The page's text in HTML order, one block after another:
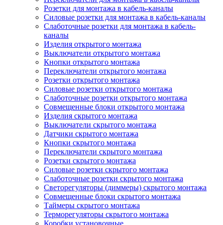
Розетки для монтажа в кабель-каналы
Силовые розетки для монтажа в кабель-каналы
Слаботочные розетки для монтажа в кабель-
каналы
Изделия открытого монтажа
Выключатели открытого монтажа
Кнопки открытого монтажа
Переключатели открытого монтажа
Розетки открытого монтажа
Силовые розетки открытого монтажа
Слаботочные розетки открытого монтажа
Совмещенные блоки открытого монтажа
Изделия скрытого монтажа
Выключатели скрытого монтажа
Датчики скрытого монтажа
Кнопки скрытого монтажа
Переключатели скрытого монтажа
Розетки скрытого монтажа
Силовые розетки скрытого монтажа
Слаботочные розетки скрытого монтажа
Светорегуляторы (диммеры) скрытого монтажа
Совмещенные блоки скрытого монтажа
Таймеры скрытого монтажа
Терморегуляторы скрытого монтажа
Коробки установочные